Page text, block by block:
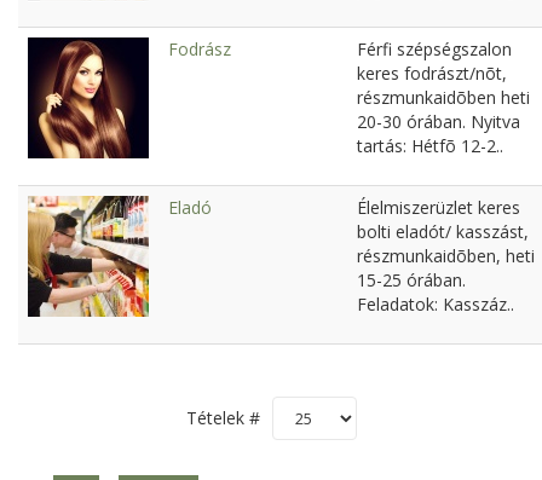
Fodrász
Férfi szépségszalon
keres fodrászt/nõt,
részmunkaidõben heti
20-30 órában. Nyitva
tartás: Hétfõ 12-2..
Eladó
Élelmiszerüzlet keres
bolti eladót/ kasszást,
részmunkaidõben, heti
15-25 órában.
Feladatok: Kasszáz..
Tételek #